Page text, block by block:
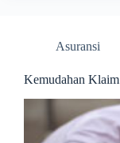
Asuransi
Kemudahan